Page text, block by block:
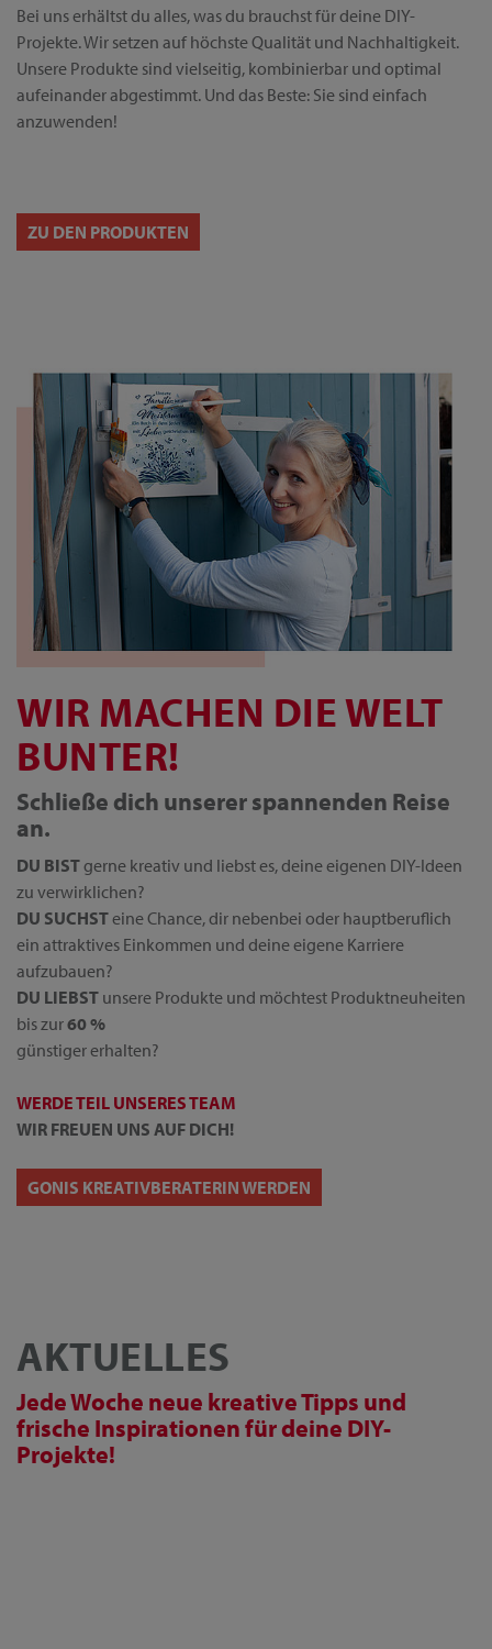
Bei uns erhältst du alles, was du brauchst für deine DIY-
Projekte. Wir setzen auf höchste Qualität und Nachhaltigkeit.
Unsere Produkte sind vielseitig, kombinierbar und optimal
aufeinander abgestimmt. Und das Beste: Sie sind einfach
anzuwenden!
ZU DEN PRODUKTEN
WIR MACHEN DIE WELT
BUNTER!
Schließe dich unserer spannenden Reise
an.
DU BISTgerne kreativ und liebst es, deine eigenen DIY-Ideen
zu verwirklichen?
DU SUCHSTeine Chance, dir nebenbei oder hauptberuflich
ein attraktives Einkommen und deine eigene Karriere
aufzubauen?
DU LIEBST unsere Produkte und möchtest Produktneuheiten
bis zur60 %
günstiger erhalten?
WERDE TEIL UNSERES TEAM
WIR FREUEN UNS AUF DICH!
GONIS KREATIVBERATERIN WERDEN
AKTUELLES
Jede Woche neue kreative Tipps und
frische Inspirationen für deine DIY-
Projekte!